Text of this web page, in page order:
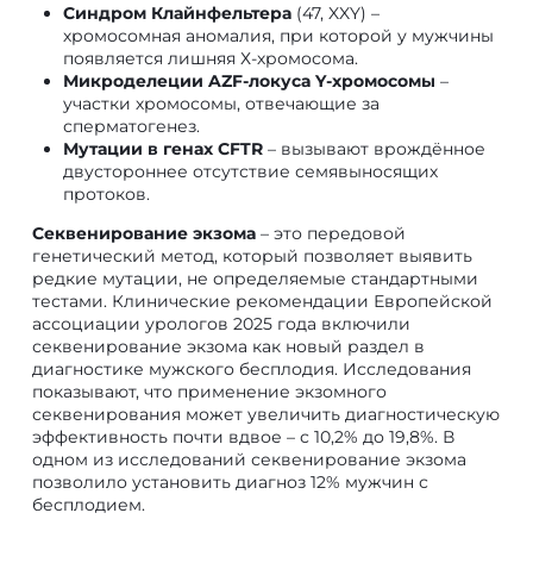
Синдром Клайнфельтера(47, XXY) –
хромосомная аномалия, при которой у мужчины
появляется лишняя Х-хромосома.
Микроделеции AZF-локуса Y-хромосомы –
участки хромосомы, отвечающие за
сперматогенез.
Мутации в генах CFTR– вызывают врождённое
двустороннее отсутствие семявыносящих
протоков.
Секвенирование экзома– это передовой
генетический метод, который позволяет выявить
редкие мутации, не определяемые стандартными
тестами. Клинические рекомендации Европейской
ассоциации урологов 2025 года включили
секвенирование экзома как новый раздел в
диагностике мужского бесплодия. Исследования
показывают, что применение экзомного
секвенирования может увеличить диагностическую
эффективность почти вдвое – с 10,2% до 19,8%. В
одном из исследований секвенирование экзома
позволило установить диагноз 12% мужчин с
бесплодием.